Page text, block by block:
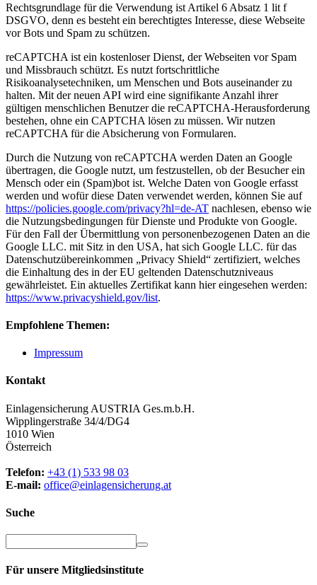
Rechtsgrundlage für die Verwendung ist Artikel 6 Absatz 1 lit f
DSGVO, denn es besteht ein berechtigtes Interesse, diese Webseite
vor Bots und Spam zu schützen.
reCAPTCHA ist ein kostenloser Dienst, der Webseiten vor Spam
und Missbrauch schützt. Es nutzt fortschrittliche
Risikoanalysetechniken, um Menschen und Bots auseinander zu
halten. Mit der neuen API wird eine signifikante Anzahl ihrer
gültigen menschlichen Benutzer die reCAPTCHA-Herausforderung
bestehen, ohne ein CAPTCHA lösen zu müssen. Wir nutzen
reCAPTCHA für die Absicherung von Formularen.
Durch die Nutzung von reCAPTCHA werden Daten an Google
übertragen, die Google nutzt, um festzustellen, ob der Besucher ein
Mensch oder ein (Spam)bot ist. Welche Daten von Google erfasst
werden und wofür diese Daten verwendet werden, können Sie auf
https://policies.google.com/privacy?hl=de-AT nachlesen, ebenso wie
die Nutzungsbedingungen für Dienste und Produkte von Google.
Für den Fall der Übermittlung von personenbezogenen Daten an die
Google LLC. mit Sitz in den USA, hat sich Google LLC. für das
Datenschutzübereinkommen „Privacy Shield“ zertifiziert, welches
die Einhaltung des in der EU geltenden Datenschutzniveaus
gewährleistet. Ein aktuelles Zertifikat kann hier eingesehen werden:
https://www.privacyshield.gov/list.
Empfohlene Themen:
Impressum
Kontakt
Einlagensicherung AUSTRIA Ges.m.b.H.
Wipplingerstraße 34/4/DG4
1010 Wien
Österreich
Telefon: +43 (1) 533 98 03
E-mail: office@einlagensicherung.at
Suche
Für unsere Mitgliedsinstitute